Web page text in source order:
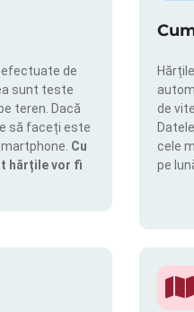
de
sunt teste
teren. Dacă
să faceți este
Cu
hărțile vor fi
de
cele
pe